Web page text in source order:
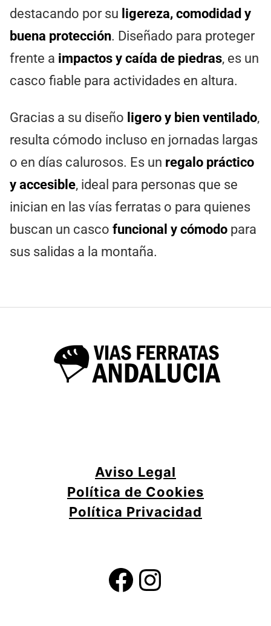
destacando por su ligereza, comodidad y
buena protección. Diseñado para proteger
frente a impactos y caída de piedras, es un
casco fiable para actividades en altura.
Gracias a su diseño ligero y bien ventilado,
resulta cómodo incluso en jornadas largas
o en días calurosos. Es un regalo práctico
y accesible, ideal para personas que se
inician en las vías ferratas o para quienes
buscan un casco funcional y cómodo para
sus salidas a la montaña.
Aviso Legal
Política de Cookies
Política Privacidad